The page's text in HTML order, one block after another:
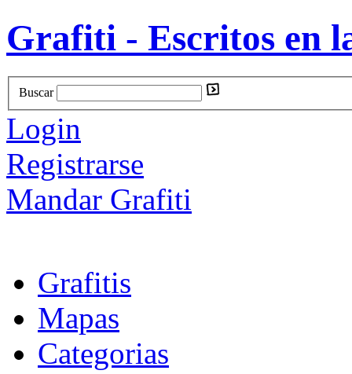
Grafiti - Escritos en
Buscar
Login
Registrarse
Mandar Grafiti
Grafitis
Mapas
Categorias